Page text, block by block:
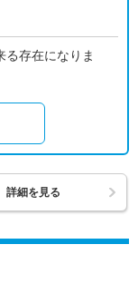
る存在になりま
詳細を見る